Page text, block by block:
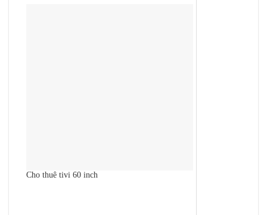
Cho thuê tivi 60 inch